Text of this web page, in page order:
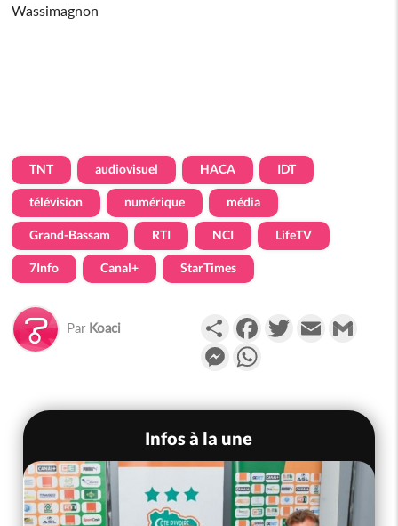
Wassimagnon
TNT audiovisuel HACA IDT
télévision numérique média
Grand-Bassam RTI NCI LifeTV
7Info Canal+ StarTimes
Par Koaci PartagerFacebookTwitterEmail
Messenger
Infos à la une